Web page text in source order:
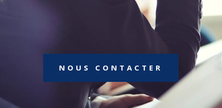
NOUS CONTACTER